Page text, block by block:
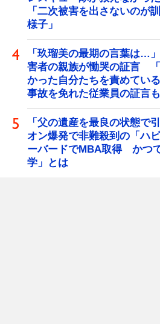
「二次被害を出さないのが
様子」
「玖瑠美の最期の言葉は…
害者の親族が慟哭の証言
かった自分たちを責めてい
事故を免れた従業員の証言も
「父の遺産を最良の状態
オン爆発で非難殺到の「ハ
ーバードでMBA取得 かつ
学」とは